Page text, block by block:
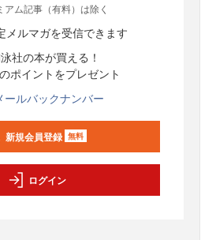
アム記事（有料）は除く
メルマガを受信できます
泳社の本が買える！
ポイントをプレゼント
ールバックナンバー
新規会員登録 無料
ログイン